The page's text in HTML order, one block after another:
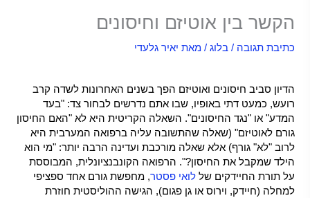
הקשר בין אוטיזם וחיסונים
כתיבת תגובה /בלוג / מאת יאיר גלעדי
הדיון סביב חיסונים ואוטיזם הפך בשנים האחרונות לשדה קרב
רועש, כמעט דתי באופיו, שבו אתם נדרשים לבחור צד: "בעד
המדע" או "נגד החיסונים". השאלה הקריטית היא לא "האם החיסון
גורם לאוטיזם" (שאלה שהתשובה עליה ברפואה המערבית היא
לרוב "לא" גורף) אלא שאלה מורכבת ועדינה הרבה יותר: "מי הוא
הילד שמקבל את החיסון?". הרפואה הקונבנציונלית, המבוססת
על תורת החיידקים שללואי פסטר, מחפשת גורם אחד ספציפי
למחלה (חיידק, וירוס או גן פגום), הגישה ההוליסטית חוזרת